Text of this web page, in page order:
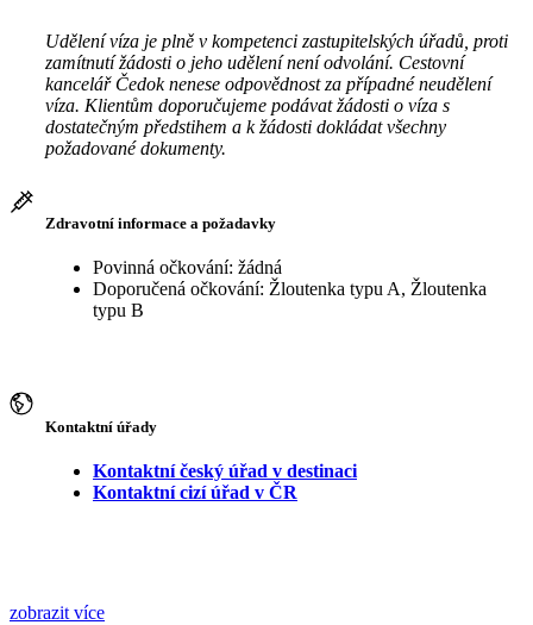
Udělení víza je plně v kompetenci zastupitelských úřadů, proti
zamítnutí žádosti o jeho udělení není odvolání. Cestovní
kancelář Čedok nenese odpovědnost za případné neudělení
víza. Klientům doporučujeme podávat žádosti o víza s
dostatečným předstihem a k žádosti dokládat všechny
požadované dokumenty.
Zdravotní informace a požadavky
Povinná očkování: žádná
Doporučená očkování: Žloutenka typu A, Žloutenka
typu B
Kontaktní úřady
Kontaktní český úřad v destinaci
Kontaktní cizí úřad v ČR
zobrazit více